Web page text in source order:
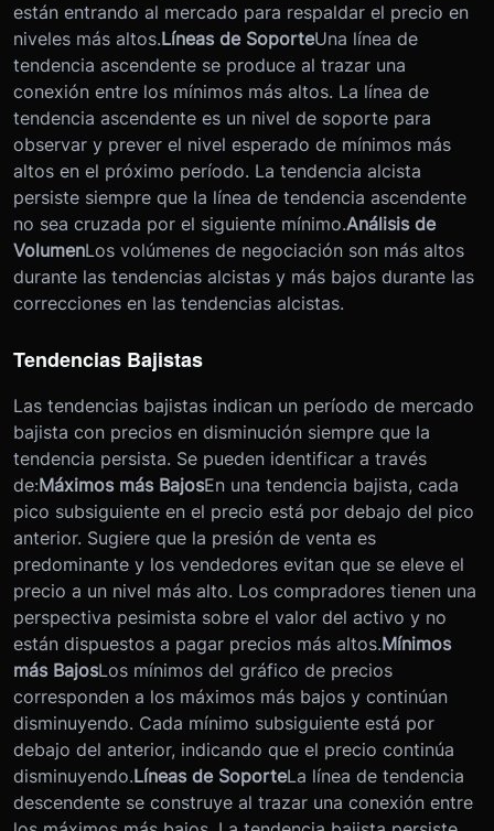
están entrando al mercado para respaldar el precio en
niveles más altos.Líneas de SoporteUna línea de
tendencia ascendente se produce al trazar una
conexión entre los mínimos más altos. La línea de
tendencia ascendente es un nivel de soporte para
observar y prever el nivel esperado de mínimos más
altos en el próximo período. La tendencia alcista
persiste siempre que la línea de tendencia ascendente
no sea cruzada por el siguiente mínimo.Análisis de
VolumenLos volúmenes de negociación son más altos
durante las tendencias alcistas y más bajos durante las
correcciones en las tendencias alcistas.
Tendencias Bajistas
Las tendencias bajistas indican un período de mercado
bajista con precios en disminución siempre que la
tendencia persista. Se pueden identificar a través
de:Máximos más BajosEn una tendencia bajista, cada
pico subsiguiente en el precio está por debajo del pico
anterior. Sugiere que la presión de venta es
predominante y los vendedores evitan que se eleve el
precio a un nivel más alto. Los compradores tienen una
perspectiva pesimista sobre el valor del activo y no
están dispuestos a pagar precios más altos.Mínimos
más BajosLos mínimos del gráfico de precios
corresponden a los máximos más bajos y continúan
disminuyendo. Cada mínimo subsiguiente está por
debajo del anterior, indicando que el precio continúa
disminuyendo.Líneas de SoporteLa línea de tendencia
descendente se construye al trazar una conexión entre